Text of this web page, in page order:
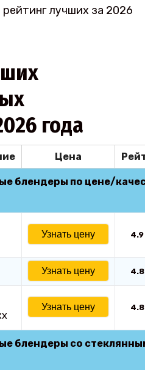
лучших за 2026
года
Цена
блендеры по цене/
Узнать цену 4.9
Узнать цену 4.8
Узнать цену 4.8
блендеры со